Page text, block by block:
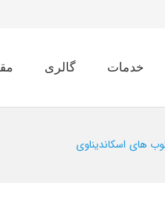
خدمات گالری
های اسکاندیناوی